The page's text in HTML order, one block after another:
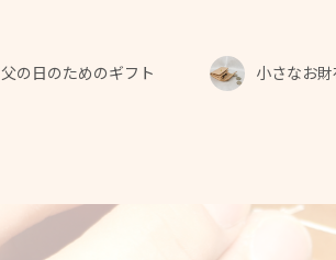
父の日のためのギフト 小さなお